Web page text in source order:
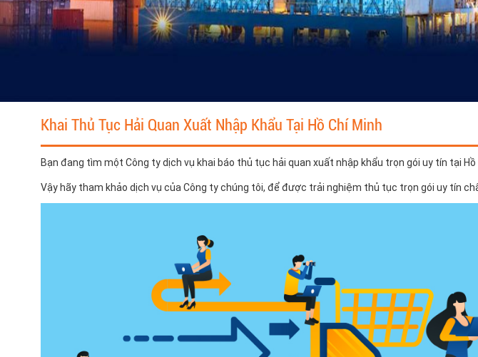
Khai Thủ Tục Hải Quan Xuất Nhập Khẩu Tại Hồ Chí Minh
Bạn đang tìm một Công ty dịch vụ khai báo thủ tục hải quan xuất nhập khẩu trọn gói uy tín tại
Vậy hãy tham khảo dịch vụ của Công ty chúng tôi, để được trải nghiệm thủ tục trọn gói uy tín